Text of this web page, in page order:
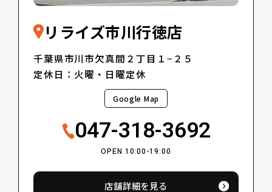
リライズ市川行徳店
千葉県市川市欠真間２丁目１−２５
定休日：火曜・日曜定休
Google Map
047-318-3692
OPEN 10:00-19:00
店舗詳細を見る